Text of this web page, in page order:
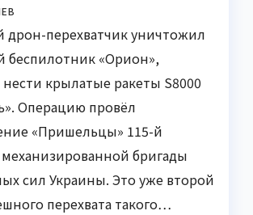
дрон-перехватчик уничтожил
беспилотник «Орион»,
крылатые ракеты S8000
Операцию провёл
«Пришельцы» 115-й
бригады
сил Украины. Это уже второй
перехвата такого…